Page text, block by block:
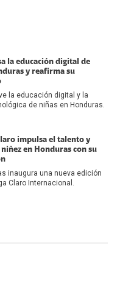
la educación digital de
y reafirma su
la educación digital y la
de niñas en Honduras.
impulsa el talento y
en Honduras con su
inaugura una nueva edición
Claro Internacional.